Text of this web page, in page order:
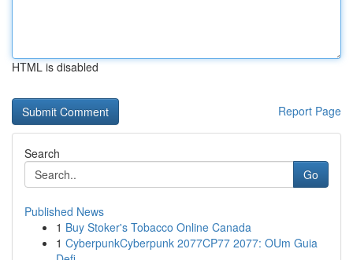
HTML is disabled
Report Page
Search
Go
Published News
1 Buy Stoker's Tobacco Online Canada
1 CyberpunkCyberpunk 2077CP77 2077: OUm Guia